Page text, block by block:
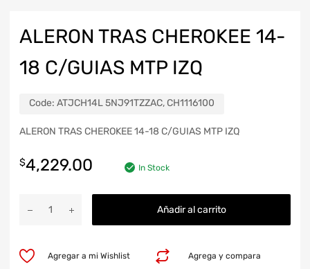
ALERON TRAS CHEROKEE 14-
18 C/GUIAS MTP IZQ
Code: ATJCH14L 5NJ91TZZAC, CH1116100
ALERON TRAS CHEROKEE 14-18 C/GUIAS MTP IZQ
$4,229.00 In Stock
Añadir al carrito
Agrega y compara
Agregar a mi Wishlist